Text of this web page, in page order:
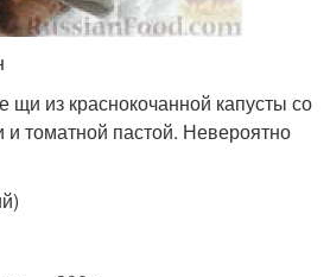
из краснокочанной капусты со
томатной пастой. Невероятно